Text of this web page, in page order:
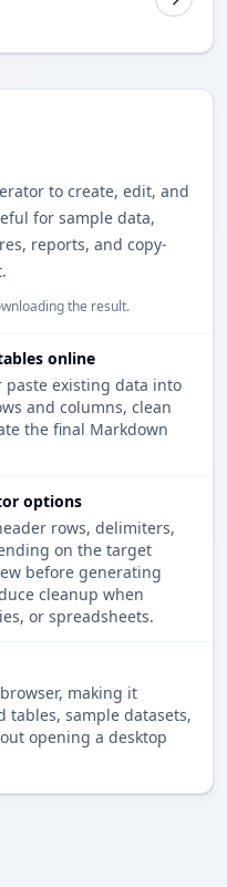
to create, edit, and
for sample data,
reports, and copy-
the result.
online
existing data into
and columns, clean
the final Markdown
options
rows, delimiters,
on the target
before generating
cleanup when
or spreadsheets.
making it
tables, sample datasets,
opening a desktop